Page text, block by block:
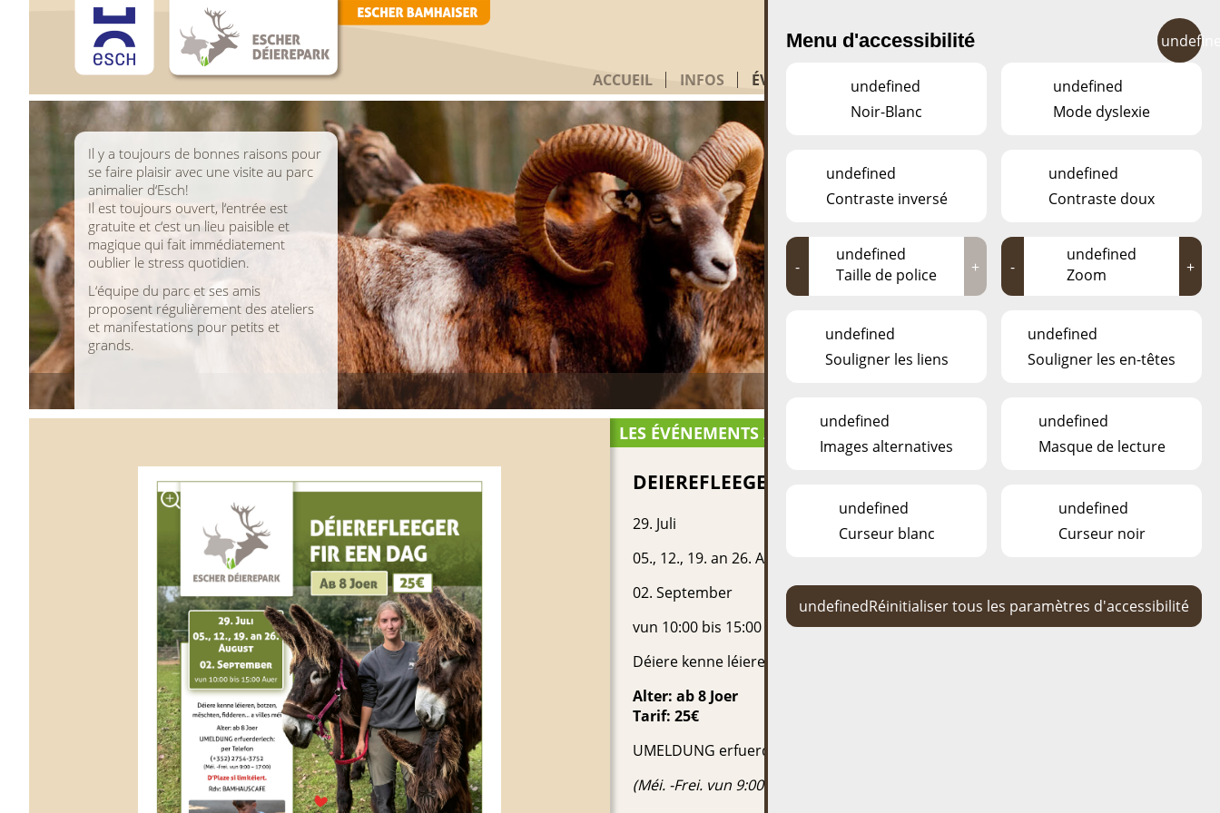
LU
ACCUEIL INFOS ÉVÉNEMENTS CONTACT
Il y a toujours de bonnes raisons pour
se faire plaisir avec une visite au parc
animalier d‘Esch!
Il est toujours ouvert, l‘entrée est
gratuite et c‘est un lieu paisible et
magique qui fait immédiatement
oublier le stress quotidien.
L‘équipe du parc et ses amis
proposent régulièrement des ateliers
et manifestations pour petits et
grands.
LES ÉVÉNEMENTS AU PARC événement suivant
DEIEREFLEEGER FIR EEN DAG (SUMMER EDITIOUN)
29. Juli
05., 12., 19. an 26. August
02. September
vun 10:00 bis 15:00 Auer
Déiere kenne léieren, botzen, mëschten, fidderen… a villes méi
Alter: ab 8 Joer
Tarif: 25€
UMELDUNG erfuerderlech: per Telefon (+352) 2754-3752
(Méi. -Frei. vun 9:00 – 17:00)
Menu d'accessibilité
undefined
Noir-Blanc
undefined
Mode dyslexie
undefined
Contraste inversé
undefined
Contraste doux
-
undefined
Taille de police
+ -
undefined
Zoom
+
undefined
Souligner les liens
undefined
Souligner les en-têtes
undefined
Images alternatives
undefined
Masque de lecture
undefined
Curseur blanc
undefined
Curseur noir
undefinedRéinitialiser tous les paramètres d'accessibilité